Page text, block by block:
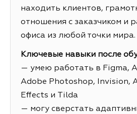
находить клиентов,
отношения с заказчиком и
офиса из любой точки мира.
Ключевые навыки после
— умею работать в Figma,
Adobe Photoshop, Invision,
Effects и Tilda
— могу сверстать